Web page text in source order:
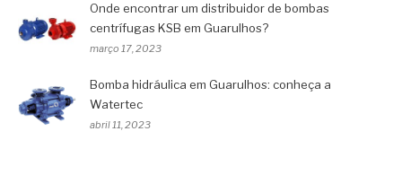
Onde encontrar um distribuidor de bombas
centrífugas KSB em Guarulhos?
março 17, 2023
Bomba hidráulica em Guarulhos: conheça a
Watertec
abril 11, 2023